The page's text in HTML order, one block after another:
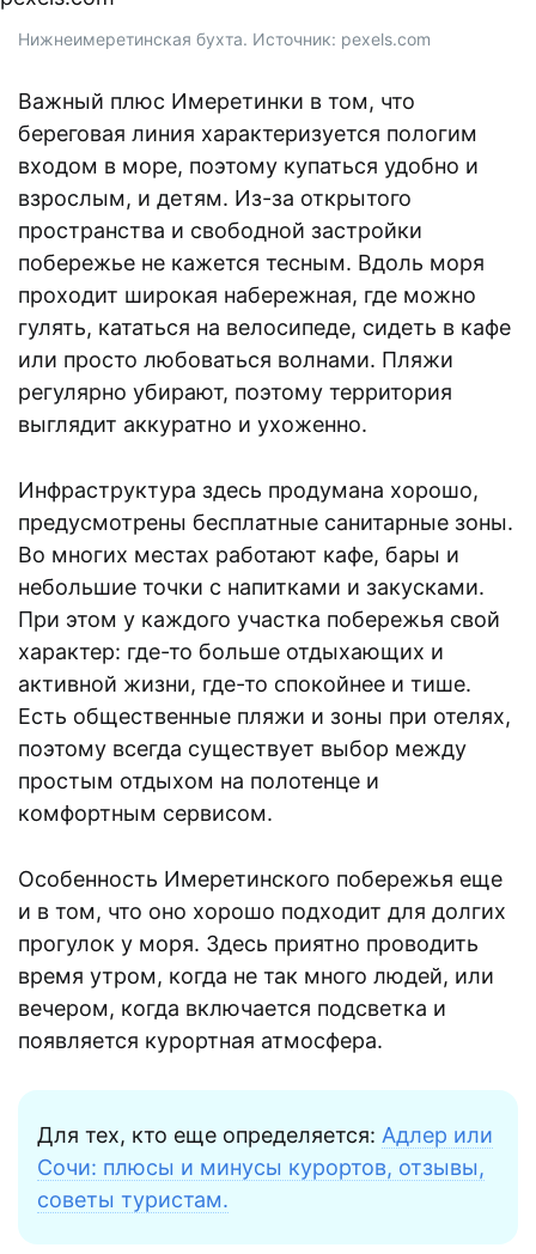
Нижнеимеретинская бухта. Источник: pexels.com
Важный плюс Имеретинки в том, что
береговая линия характеризуется пологим
входом в море, поэтому купаться удобно и
взрослым, и детям. Из-за открытого
пространства и свободной застройки
побережье не кажется тесным. Вдоль моря
проходит широкая набережная, где можно
гулять, кататься на велосипеде, сидеть в кафе
или просто любоваться волнами. Пляжи
регулярно убирают, поэтому территория
выглядит аккуратно и ухоженно.
Инфраструктура здесь продумана хорошо,
предусмотрены бесплатные санитарные зоны.
Во многих местах работают кафе, бары и
небольшие точки с напитками и закусками.
При этом у каждого участка побережья свой
характер: где-то больше отдыхающих и
активной жизни, где-то спокойнее и тише.
Есть общественные пляжи и зоны при отелях,
поэтому всегда существует выбор между
простым отдыхом на полотенце и
комфортным сервисом.
Особенность Имеретинского побережья еще
и в том, что оно хорошо подходит для долгих
прогулок у моря. Здесь приятно проводить
время утром, когда не так много людей, или
вечером, когда включается подсветка и
появляется курортная атмосфера.
Для тех, кто еще определяется: Адлер или
Сочи: плюсы и минусы курортов, отзывы,
советы туристам.